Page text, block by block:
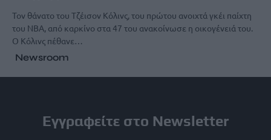
Τον θάνατο του Τζέισον Κόλινς, του πρώτου ανοιχτά γκέι παίχτη
του ΝΒΑ, από καρκίνο στα 47 του ανακοίνωσε η οικογένειά του.
Ο Κόλινς πέθανε…
Newsroom
Εγγραφείτε στο Newsletter